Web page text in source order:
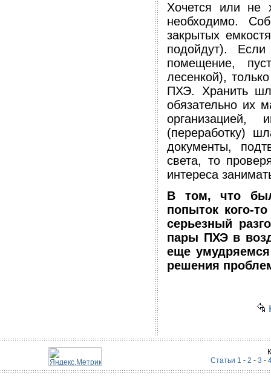
Хочется или не
необходимо.
закрытых
подойдут).
помещение,
лесенкой),
ПХЭ. Хранить
обязательно их
(переработку)
документы,
света, то
интереса
В том, что
попыток кого-
серьезный
пары ПХЭ в
еще
решения
Статьи 1 - 2 - 3 -